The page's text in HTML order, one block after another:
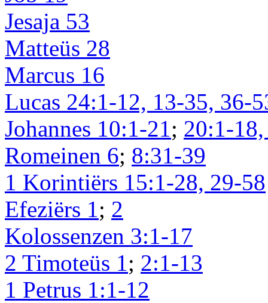
Jesaja 53
Matteüs 28
Marcus 16
Lucas 24:1-12, 13-35, 36-
Johannes 10:1-21; 20:1-
Romeinen 6; 8:31-39
1 Korintiërs 15:1-28, 29-58
Efeziërs 1; 2
Kolossenzen 3:1-17
2 Timoteüs 1; 2:1-13
1 Petrus 1:1-12